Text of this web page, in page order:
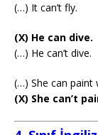
(…) It can’t fly.
(X) He can dive.
(…) He can’t dive.
(…) She can paint
(X) She can’t